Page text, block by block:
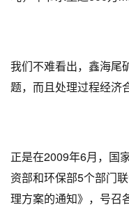
我们不难看出，鑫海尾
题，而且处理过程经济
正是在2009年6月，国
资部和环保部5个部门
理方案的通知》，号召